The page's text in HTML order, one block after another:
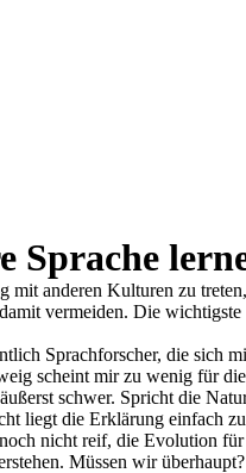
Sprache
anderen Kulturen zu
vermeiden. Die
Sprachforscher, die sich
scheint mir zu wenig für
schwer. Spricht die
liegt die Erklärung einfach
nicht reif, die Evolution
Müssen wir